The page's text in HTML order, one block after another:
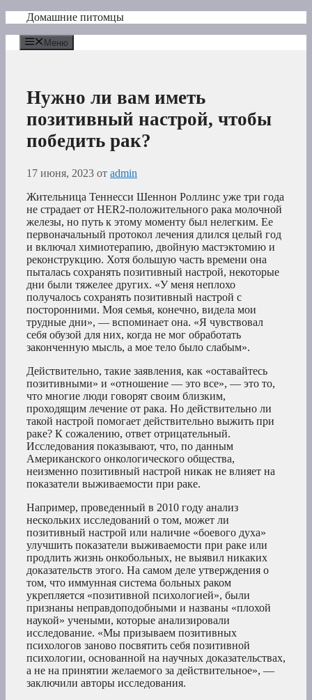
Перейти
содержимому
Домашние питомцы
Меню
Нужно ли вам иметь
позитивный настрой, чтобы
победить рак?
17 июня, 2023 от admin
Жительница Теннесси Шеннон Роллинс уже три года
не страдает от HER2-положительного рака молочной
железы, но путь к этому моменту был нелегким. Ее
первоначальный протокол лечения длился целый год
и включал химиотерапию, двойную мастэктомию и
реконструкцию. Хотя большую часть времени она
пыталась сохранять позитивный настрой, некоторые
дни были тяжелее других. «У меня неплохо
получалось сохранять позитивный настрой с
посторонними. Моя семья, конечно, видела мои
трудные дни», — вспоминает она. «Я чувствовал
себя обузой для них, когда не мог обработать
законченную мысль, а мое тело было слабым».
Действительно, такие заявления, как «оставайтесь
позитивными» и «отношение — это все», — это то,
что многие люди говорят своим близким,
проходящим лечение от рака. Но действительно ли
такой настрой помогает действительно выжить при
раке? К сожалению, ответ отрицательный.
Исследования показывают, что, по данным
Американского онкологического общества,
неизменно позитивный настрой никак не влияет на
показатели выживаемости при раке.
Например, проведенный в 2010 году анализ
нескольких исследований о том, может ли
позитивный настрой или наличие «боевого духа»
улучшить показатели выживаемости при раке или
продлить жизнь онкобольных, не выявил никаких
доказательств этого. На самом деле утверждения о
том, что иммунная система больных раком
укрепляется «позитивной психологией», были
признаны неправдоподобными и названы «плохой
наукой» учеными, которые анализировали
исследование. «Мы призываем позитивных
психологов заново посвятить себя позитивной
психологии, основанной на научных доказательствах,
а не на принятии желаемого за действительное», —
заключили авторы исследования.